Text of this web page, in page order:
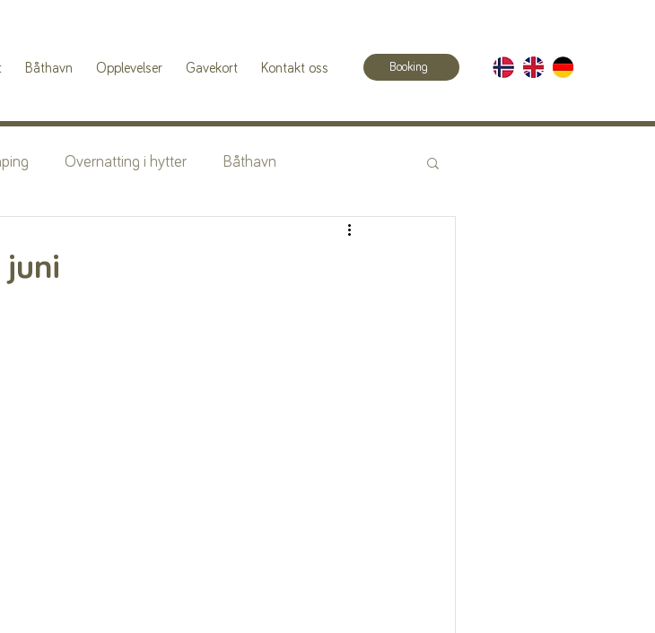
Booking
Båthavn Opplevelser Gavekort Kontakt oss
Overnatting i hytter Båthavn
juni